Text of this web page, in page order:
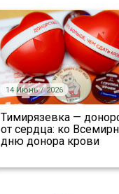
14 Июнь / 2026
Тимирязевка —
от сердца: ко
дню донора крови